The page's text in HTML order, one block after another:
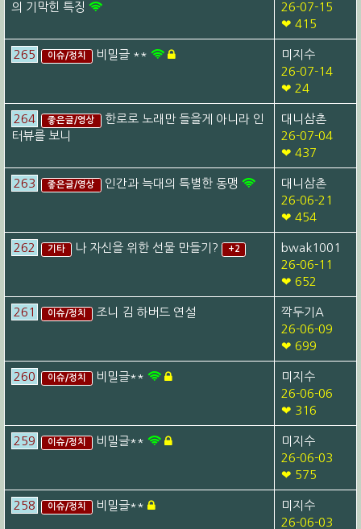
의 기막힌 특징
26-07-15
❤ 415
265 이슈/정치 비밀글 **
미지수
26-07-14
❤ 24
264 좋은글/영상
한로로 노래만 들을게 아니라 인
터뷰를 보니
대니삼촌
26-07-04
❤ 437
263 좋은글/영상 인간과 늑대의 특별한 동맹
대니삼촌
26-06-21
❤ 454
262 기타 나 자신을 위한 선물 만들기? +2
bwak1001
26-06-11
❤ 652
261 이슈/정치 조니 김 하버드 연설
깍두기A
26-06-09
❤ 699
260 이슈/정치 비밀글**
미지수
26-06-06
❤ 316
259 이슈/정치 비밀글**
미지수
26-06-03
❤ 575
258 이슈/정치 비밀글**
미지수
26-06-03